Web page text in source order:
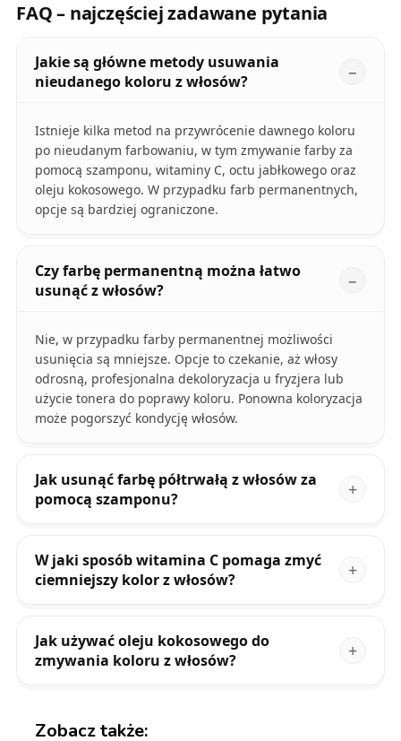
FAQ – najczęściej zadawane pytania
Jakie są główne metody usuwania
nieudanego koloru z włosów?
Istnieje kilka metod na przywrócenie dawnego koloru
po nieudanym farbowaniu, w tym zmywanie farby za
pomocą szamponu, witaminy C, octu jabłkowego oraz
oleju kokosowego. W przypadku farb permanentnych,
opcje są bardziej ograniczone.
Czy farbę permanentną można łatwo
usunąć z włosów?
Nie, w przypadku farby permanentnej możliwości
usunięcia są mniejsze. Opcje to czekanie, aż włosy
odrosną, profesjonalna dekoloryzacja u fryzjera lub
użycie tonera do poprawy koloru. Ponowna koloryzacja
może pogorszyć kondycję włosów.
Jak usunąć farbę półtrwałą z włosów za
pomocą szamponu?
W jaki sposób witamina C pomaga zmyć
ciemniejszy kolor z włosów?
Jak używać oleju kokosowego do
zmywania koloru z włosów?
Zobacz także: